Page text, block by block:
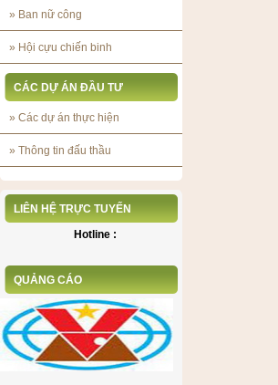
» Ban nữ công
» Hội cựu chiến binh
CÁC DỰ ÁN ĐẦU TƯ
» Các dự án thực hiện
» Thông tin đấu thầu
LIÊN HỆ TRỰC TUYẾN
Hotline :
QUẢNG CÁO